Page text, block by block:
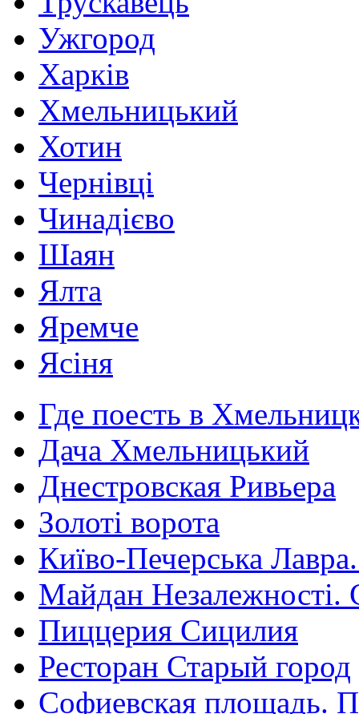
Ужгород
Харків
Хмельницький
Хотин
Чернівці
Чинадієво
Шаян
Ялта
Яремче
Ясіня
Где поесть в
Дача Хмельницький
Днестровская Ривьера
Золоті ворота
Київо-Печерська
Майдан Незалежності.
Пиццерия Сицилия
Ресторан Старый город
Софиевская площадь.